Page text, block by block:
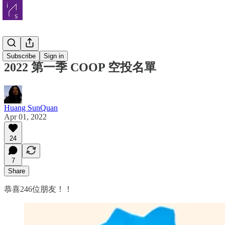
Subscribe Sign in
COOP
2022 第一季 COOP 空投名單
Huang SunQuan
Apr 01, 2022
24
7
Share
恭喜246位朋友！！